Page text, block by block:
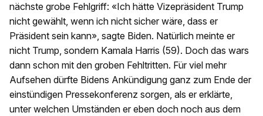
nächste grobe Fehlgriff: «Ich hätte Vizepräsident Trump
nicht gewählt, wenn ich nicht sicher wäre, dass er
Präsident sein kann», sagte Biden. Natürlich meinte er
nicht Trump, sondern Kamala Harris (59). Doch das wars
dann schon mit den groben Fehltritten. Für viel mehr
Aufsehen dürfte Bidens Ankündigung ganz zum Ende der
einstündigen Pressekonferenz sorgen, als er erklärte,
unter welchen Umständen er eben doch noch aus dem